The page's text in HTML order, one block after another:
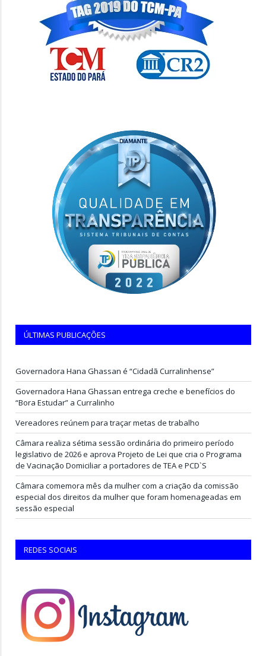
ÚLTIMAS PUBLICAÇÕES
Governadora Hana Ghassan é “Cidadã Curralinhense”
Governadora Hana Ghassan entrega creche e benefícios do
“Bora Estudar” a Curralinho
Vereadores reúnem para traçar metas de trabalho
Câmara realiza sétima sessão ordinária do primeiro período
legislativo de 2026 e aprova Projeto de Lei que cria o Programa
de Vacinação Domiciliar a portadores de TEA e PCD`S
Câmara comemora mês da mulher com a criação da comissão
especial dos direitos da mulher que foram homenageadas em
sessão especial
REDES SOCIAIS